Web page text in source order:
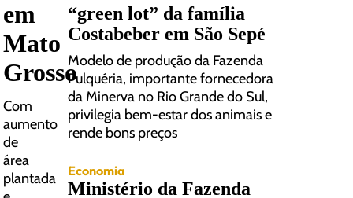
em
Mato
Grosso
Com
aumento
de
área
plantada
“green lot” da família
Costabeber em São Sepé
Modelo de produção da Fazenda
Pulquéria, importante fornecedora
da Minerva no Rio Grande do Sul,
privilegia bem-estar dos animais e
rende bons preços
Economia
Ministério da Fazenda